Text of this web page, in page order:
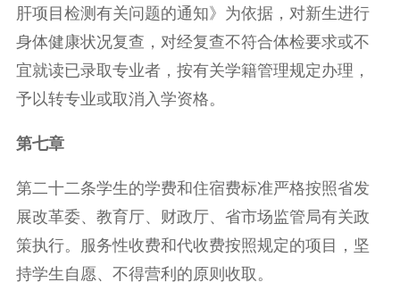
肝项目检测有关问题的通知》为依据，对新生进行
身体健康状况复查，对经复查不符合体检要求或不
宜就读已录取专业者，按有关学籍管理规定办理，
予以转专业或取消入学资格。
第七章
第二十二条学生的学费和住宿费标准严格按照省发
展改革委、教育厅、财政厅、省市场监管局有关政
策执行。服务性收费和代收费按照规定的项目，坚
持学生自愿、不得营利的原则收取。